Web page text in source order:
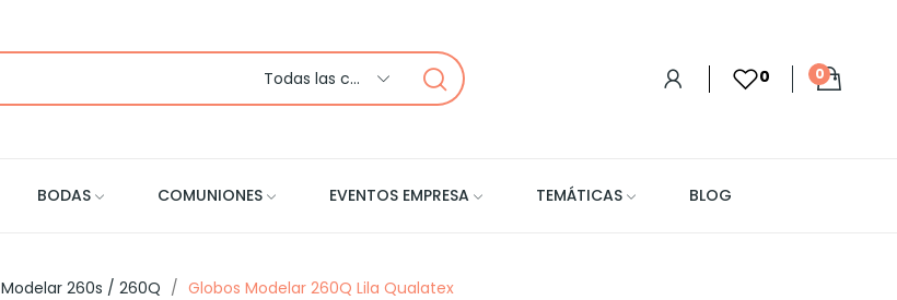
Todas las categorias 0 0
BODAS COMUNIONES EVENTOS EMPRESA TEMÁTICAS BLOG
Modelar 260s / 260Q Globos Modelar 260Q Lila Qualatex